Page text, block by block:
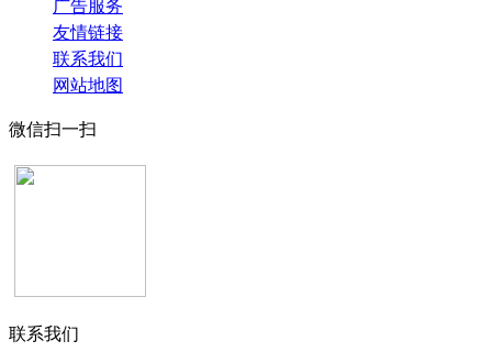
广告服务
友情链接
联系我们
网站地图
微信扫一扫
联系我们